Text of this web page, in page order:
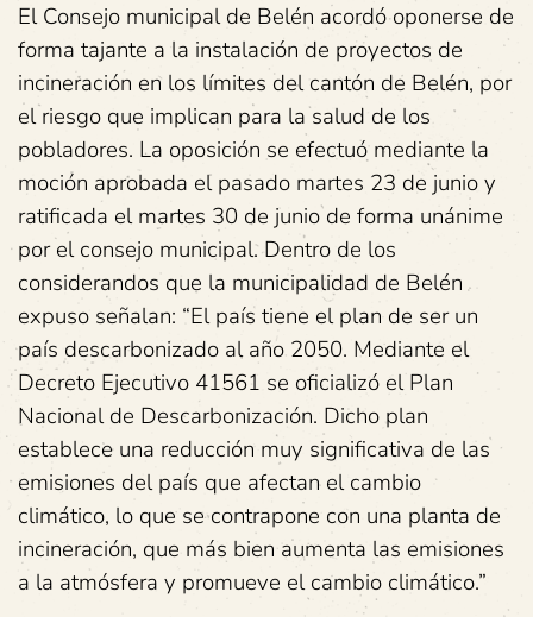
El Consejo municipal de Belén acordó oponerse de
forma tajante a la instalación de proyectos de
incineración en los límites del cantón de Belén, por
el riesgo que implican para la salud de los
pobladores. La oposición se efectuó mediante la
moción aprobada el pasado martes 23 de junio y
ratificada el martes 30 de junio de forma unánime
por el consejo municipal. Dentro de los
considerandos que la municipalidad de Belén
expuso señalan: “El país tiene el plan de ser un
país descarbonizado al año 2050. Mediante el
Decreto Ejecutivo 41561 se oficializó el Plan
Nacional de Descarbonización. Dicho plan
establece una reducción muy significativa de las
emisiones del país que afectan el cambio
climático, lo que se contrapone con una planta de
incineración, que más bien aumenta las emisiones
a la atmósfera y promueve el cambio climático.”